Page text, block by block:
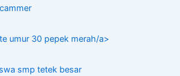
umur 30 pepek merah/a>
smp tetek besar